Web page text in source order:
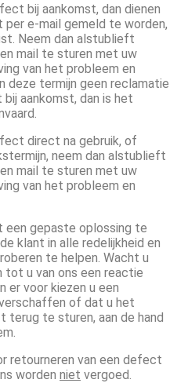
bij aankomst, dan dienen
e-mail gemeld te worden,
Neem dan alstublieft
mail te sturen met uw
van het probleem en
deze termijn geen reclamatie
aankomst, dan is het
direct na gebruik, of
neem dan alstublieft
mail te sturen met uw
van het probleem en
een gepaste oplossing te
klant in alle redelijkheid en
te helpen. Wacht u
u van ons een reactie
er voor kiezen u een
of dat u het
te sturen, aan de hand
retourneren van een defect
worden niet vergoed.